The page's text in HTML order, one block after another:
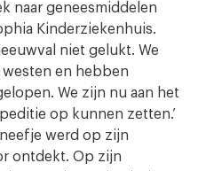
naar geneesmiddelen
Kinderziekenhuis.
niet gelukt. We
en hebben
We zijn nu aan het
op kunnen zetten.’
neefje werd op zijn
ontdekt. Op zijn